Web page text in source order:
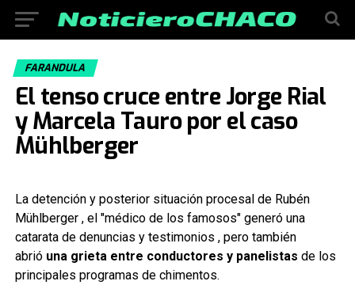
FARANDULA
El tenso cruce entre Jorge Rial
y Marcela Tauro por el caso
Mühlberger
La detención y posterior situación procesal de Rubén
Mühlberger , el "médico de los famosos" generó una
catarata de denuncias y testimonios , pero también
abrió una grieta entre conductores y panelistas de los
principales programas de chimentos.